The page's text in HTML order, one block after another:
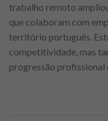
trabalho remoto
que colaboram com
território português.
competitividade, mas
progressão profissional